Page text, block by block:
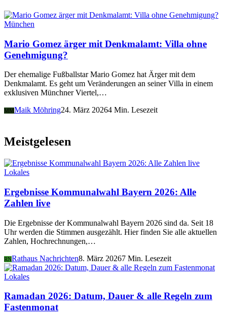
München
Mario Gomez ärger mit Denkmalamt: Villa ohne
Genehmigung?
Der ehemalige Fußballstar Mario Gomez hat Ärger mit dem
Denkmalamt. Es geht um Veränderungen an seiner Villa in einem
exklusiven Münchner Viertel,…
MM Maik Möhring24. März 20264 Min. Lesezeit
Meistgelesen
Lokales
Ergebnisse Kommunalwahl Bayern 2026: Alle
Zahlen live
Die Ergebnisse der Kommunalwahl Bayern 2026 sind da. Seit 18
Uhr werden die Stimmen ausgezählt. Hier finden Sie alle aktuellen
Zahlen, Hochrechnungen,…
RNRathaus Nachrichten8. März 20267 Min. Lesezeit
Lokales
Ramadan 2026: Datum, Dauer & alle Regeln zum
Fastenmonat